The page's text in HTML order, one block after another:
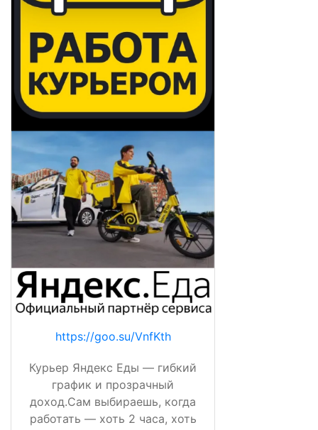
https://goo.su/VnfKth
Курьер Яндекс Еды — гибкий
график и прозрачный
доход.Сам выбираешь, когда
работать — хоть 2 часа, хоть